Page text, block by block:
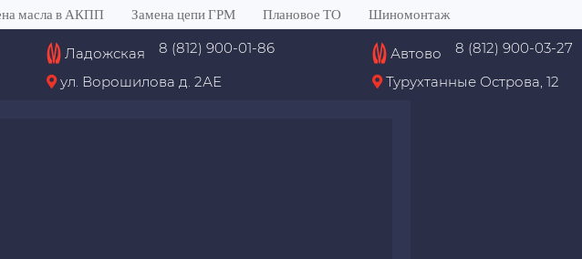
масла в АКПП Замена цепи ГРМ Плановое ТО Шиномонтаж
Ладожская
8 (812) 900-01-86
ул. Ворошилова д. 2АЕ
Автово
8 (812) 900-03-27
Турухтанные Острова, 12